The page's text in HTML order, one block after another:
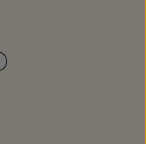
PÅ ALLE
- SPAR